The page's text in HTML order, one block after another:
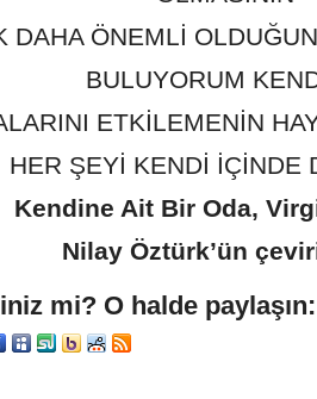
DAHA ÖNEMLİ
BULUYORUM
ETKİLEMENİN
HER ŞEYİ KENDİ İÇİNDE
Kendine Ait Bir Oda,
Nilay Öztürk’ün
mi? O halde paylaşın: